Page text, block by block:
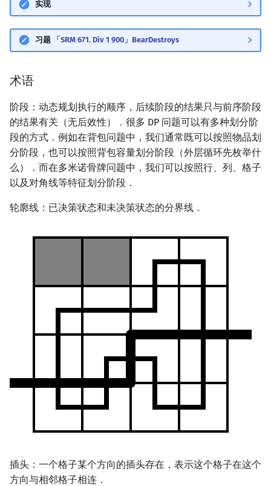
习题
多米诺骨牌覆盖
一条路径
Meissel–Lehmer 算法
连分数
二次域
Pell 方程
支配树
图上随机游走
实现
习题 「SRM 671. Div 1 900」BearDestroys
术语
阶段：动态规划执行的顺序，后续阶段的结果只与前序阶段
的结果有关（无后效性）．很多 DP 问题可以有多种划分阶
段的方式．例如在背包问题中，我们通常既可以按照物品划
分阶段，也可以按照背包容量划分阶段（外层循环先枚举什
么）．而在多米诺骨牌问题中，我们可以按照行、列、格子
以及对角线等特征划分阶段．
轮廓线：已决策状态和未决策状态的分界线．
插头：一个格子某个方向的插头存在，表示这个格子在这个
方向与相邻格子相连．